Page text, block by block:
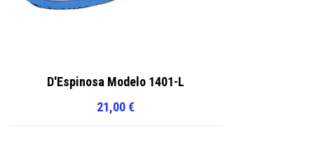
D'Espinosa Modelo 1401-L
21,00€